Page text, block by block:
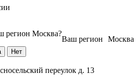
Москва
Ваш регион
регион Москва?
переулок д. 13